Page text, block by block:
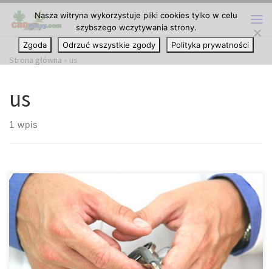
Przejdź do treści
Strona główna » us
us
1 wpis
Wraz z tym, jak rośnie zainteresowanie wokół marihuany,
niektórzy twierdzą, że konopie są bezpieczniejsze niż większość
leków na receptę. Doktor Michael Hart of London, Ontario jest
jednym z niewielu lekarzy w Kanadzie, którzy zdecydowali się
wyrazić swoje poparcie dla marihuany. W ramach nowego
Nasza witryna wykorzystuje pliki cookies tylko w celu
szybszego wczytywania strony.
Zgoda
Odrzuć wszystkie zgody Polityka prywatności